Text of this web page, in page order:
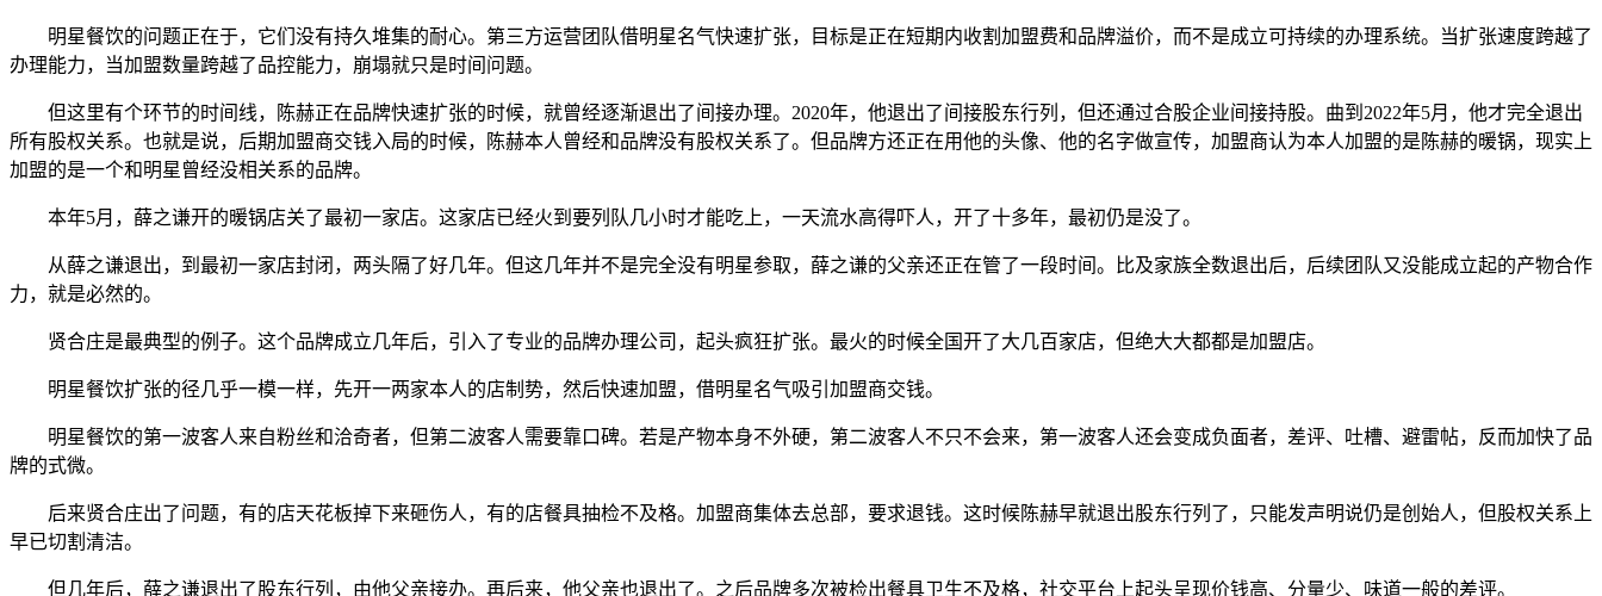
明星餐饮的问题正在于，它们没有持久堆集的耐心。第三方运营团队借明星名气快速扩张，目标是正在短期内收割加盟费和品牌溢价，而不是成立可持续的办理系统。当扩张速度跨越了
办理能力，当加盟数量跨越了品控能力，崩塌就只是时间问题。
但这里有个环节的时间线，陈赫正在品牌快速扩张的时候，就曾经逐渐退出了间接办理。2020年，他退出了间接股东行列，但还通过合股企业间接持股。曲到2022年5月，他才完全退出
所有股权关系。也就是说，后期加盟商交钱入局的时候，陈赫本人曾经和品牌没有股权关系了。但品牌方还正在用他的头像、他的名字做宣传，加盟商认为本人加盟的是陈赫的暖锅，现实上
加盟的是一个和明星曾经没相关系的品牌。
本年5月，薛之谦开的暖锅店关了最初一家店。这家店已经火到要列队几小时才能吃上，一天流水高得吓人，开了十多年，最初仍是没了。
从薛之谦退出，到最初一家店封闭，两头隔了好几年。但这几年并不是完全没有明星参取，薛之谦的父亲还正在管了一段时间。比及家族全数退出后，后续团队又没能成立起的产物合作
力，就是必然的。
贤合庄是最典型的例子。这个品牌成立几年后，引入了专业的品牌办理公司，起头疯狂扩张。最火的时候全国开了大几百家店，但绝大大都都是加盟店。
明星餐饮扩张的径几乎一模一样，先开一两家本人的店制势，然后快速加盟，借明星名气吸引加盟商交钱。
明星餐饮的第一波客人来自粉丝和洽奇者，但第二波客人需要靠口碑。若是产物本身不外硬，第二波客人不只不会来，第一波客人还会变成负面者，差评、吐槽、避雷帖，反而加快了品
牌的式微。
后来贤合庄出了问题，有的店天花板掉下来砸伤人，有的店餐具抽检不及格。加盟商集体去总部，要求退钱。这时候陈赫早就退出股东行列了，只能发声明说仍是创始人，但股权关系上
早已切割清洁。
但几年后，薛之谦退出了股东行列，由他父亲接办。再后来，他父亲也退出了。之后品牌多次被检出餐具卫生不及格，社交平台上起头呈现价钱高、分量少、味道一般的差评。